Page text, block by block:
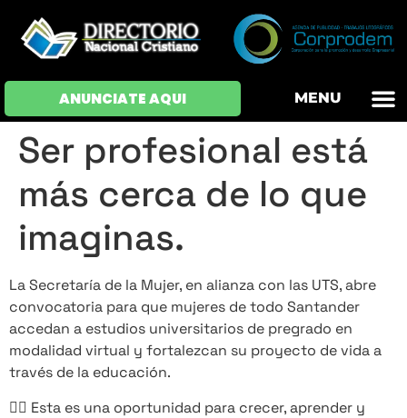
ANUNCIATE AQUI MENU
Ser profesional está
más cerca de lo que
imaginas.
La Secretaría de la Mujer, en alianza con las UTS, abre
convocatoria para que mujeres de todo Santander
accedan a estudios universitarios de pregrado en
modalidad virtual y fortalezcan su proyecto de vida a
través de la educación.
☝🏻 Esta es una oportunidad para crecer, aprender y